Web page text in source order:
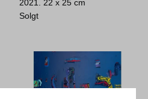
2021. 22 x 25 cm
Solgt